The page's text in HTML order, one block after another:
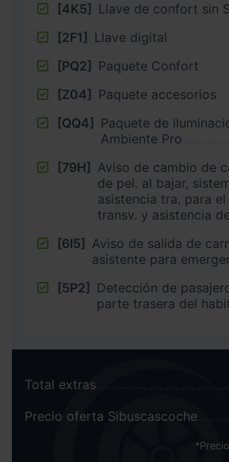
[4K5] Llave de confort sin
[2F1] Llave digital
[PQ2] Paquete Confort
[Z04] Paquete accesorios
[QQ4] Paquete de
Ambiente Pro
[79H] Aviso de cambio de
de pel. al bajar,
asistencia tra. para el tráfico
transv. y asistencia
[6I5] Aviso de salida de
asistente para
[5P2] Detección de
parte trasera del
Total extras
Precio oferta Sibuscascoche